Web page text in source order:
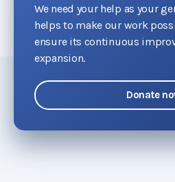
We need your help as your
helps to make our work
ensure its continuous
expansion.
Donate